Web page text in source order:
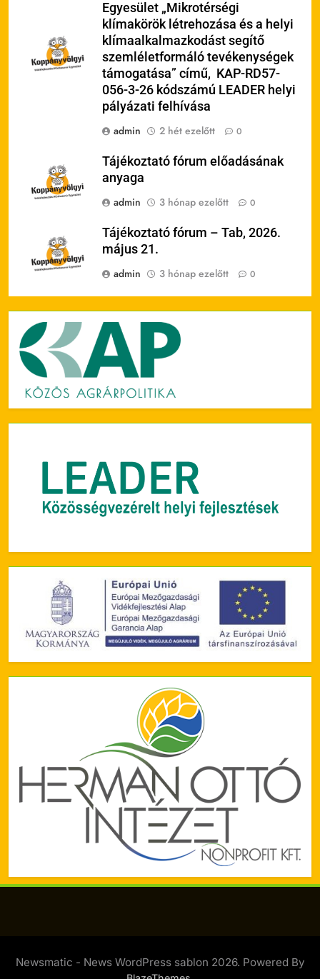
Egyesület „Mikrotérségi
klímakörök létrehozása és a helyi
klímaalkalmazkodást segítő
szemléletformáló tevékenységek
támogatása” című, KAP-RD57-
056-3-26 kódszámú LEADER helyi
pályázati felhívása
admin
2 hét ezelőtt 0
Tájékoztató fórum előadásának
anyaga
admin
3 hónap ezelőtt 0
Tájékoztató fórum – Tab, 2026.
május 21.
admin
3 hónap ezelőtt 0
Newsmatic - News WordPress sablon 2026. Powered By